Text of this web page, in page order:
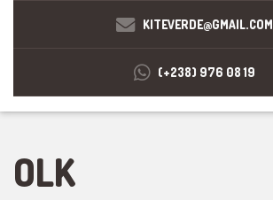
KITEVERDE@GMAIL.COM
(+238) 976 08 19
OLK